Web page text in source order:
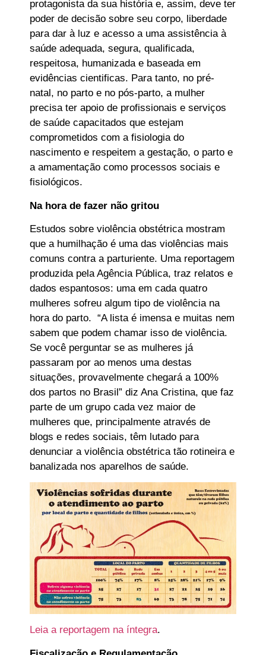
protagonista da sua história e, assim, deve ter
poder de decisão sobre seu corpo, liberdade
para dar à luz e acesso a uma assistência à
saúde adequada, segura, qualificada,
respeitosa, humanizada e baseada em
evidências cientificas. Para tanto, no pré-
natal, no parto e no pós-parto, a mulher
precisa ter apoio de profissionais e serviços
de saúde capacitados que estejam
comprometidos com a fisiologia do
nascimento e respeitem a gestação, o parto e
a amamentação como processos sociais e
fisiológicos.
Na hora de fazer não gritou
Estudos sobre violência obstétrica mostram
que a humilhação é uma das violências mais
comuns contra a parturiente. Uma reportagem
produzida pela Agência Pública, traz relatos e
dados espantosos: uma em cada quatro
mulheres sofreu algum tipo de violência na
hora do parto. “A lista é imensa e muitas nem
sabem que podem chamar isso de violência.
Se você perguntar se as mulheres já
passaram por ao menos uma destas
situações, provavelmente chegará a 100%
dos partos no Brasil” diz Ana Cristina, que faz
parte de um grupo cada vez maior de
mulheres que, principalmente através de
blogs e redes sociais, têm lutado para
denunciar a violência obstétrica tão rotineira e
banalizada nos aparelhos de saúde.
Leia a reportagem na íntegra.